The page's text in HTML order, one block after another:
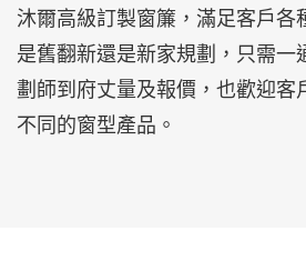
沐爾高級訂製窗簾，滿足客戶各
是舊翻新還是新家規劃，只需一
劃師到府丈量及報價，也歡迎客
不同的窗型產品。